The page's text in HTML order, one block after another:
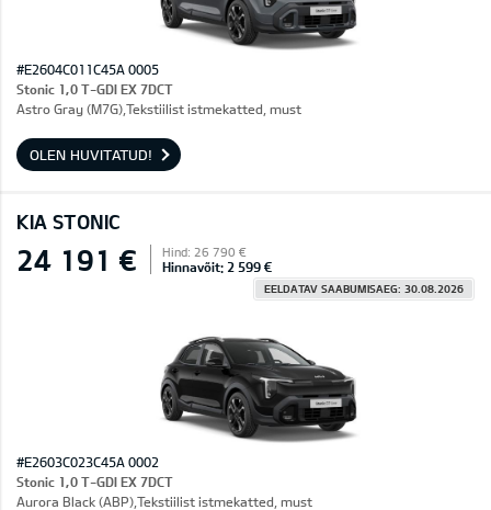
#E2604C011C45A 0005
Stonic 1,0 T-GDI EX 7DCT
Astro Gray (M7G),Tekstiilist istmekatted, must
OLEN HUVITATUD!
KIA STONIC
24 191 € Hind: 26 790 €
Hinnavõit: 2 599 €
EELDATAV SAABUMISAEG: 30.08.2026
#E2603C023C45A 0002
Stonic 1,0 T-GDI EX 7DCT
Aurora Black (ABP),Tekstiilist istmekatted, must